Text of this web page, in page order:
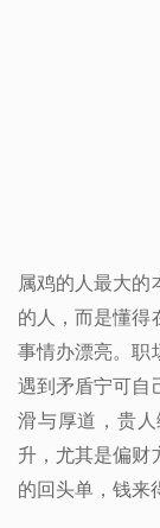
属鸡的人最大的
的人，而是懂得
事情办漂亮。职
遇到矛盾宁可自
滑与厚道，贵
升，尤其是偏财
的回头单，钱来